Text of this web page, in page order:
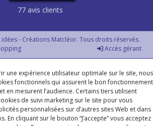
77 avis clients
- Créations Matcléor. Tous droits réservés.
Accès gérant
une expérience utilisateur optimale sur le site, nous
fonctionnels qui assurent le bon fonctionnement
en mesurent l’audience. Certains tiers utilisent
de suivi marketing sur le site pour vous
personnalisées sur d’autres sites Web et dans
En cliquant sur le bouton “J’accepte” vous acceptez